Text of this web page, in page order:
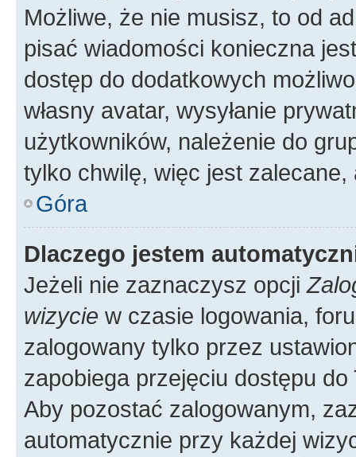
Możliwe, że nie musisz, to od
pisać wiadomości konieczna
dostęp do dodatkowych
własny avatar, wysyłanie
użytkowników, należenie do
tylko chwilę, więc jest zalecane,
Góra
Dlaczego jestem
Jeżeli nie zaznaczysz opcji
wizycie w czasie logowania,
zalogowany tylko przez
zapobiega przejęciu dostępu
Aby pozostać zalogowanym,
automatycznie przy każdej